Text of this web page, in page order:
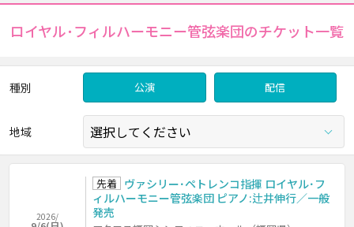
ロイヤル･フィルハーモニー管弦楽団のチケット一覧
種別 公演 配信
地域
2026/
先着 ヴァシリー･ペトレンコ指揮 ロイヤル･フ
ィルハーモニー管弦楽団 ピアノ:辻井伸行／一般
発売